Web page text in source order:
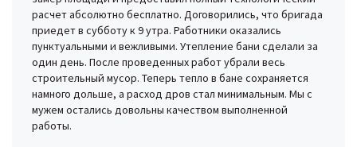
расчет абсолютно бесплатно. Договорились, что бригада
приедет в субботу к 9 утра. Работники оказались
пунктуальными и вежливыми. Утепление бани сделали за
один день. После проведенных работ убрали весь
строительный мусор. Теперь тепло в бане сохраняется
намного дольше, а расход дров стал минимальным. Мы с
мужем остались довольны качеством выполненной
работы.